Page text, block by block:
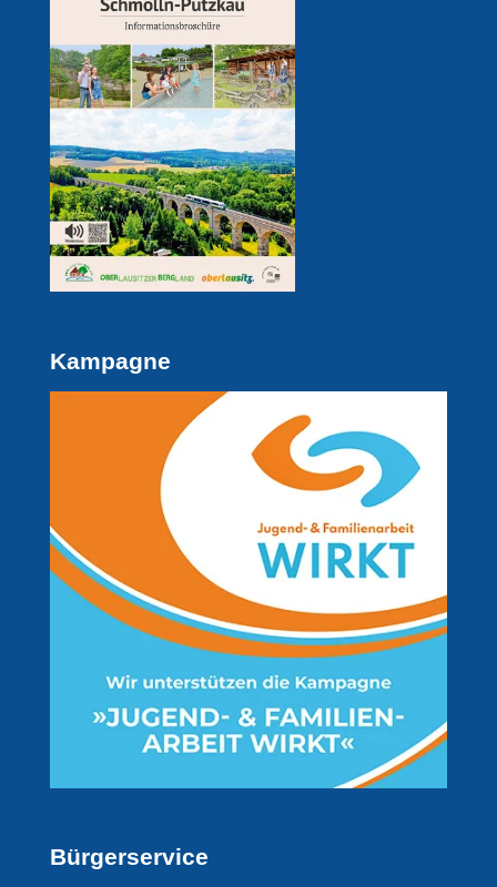
Kampagne
Bürgerservice